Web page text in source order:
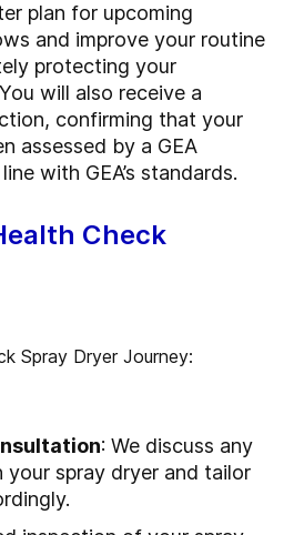
plan for upcoming
and improve your routine
protecting your
will also receive a
confirming that your
assessed by a GEA
with GEA’s standards.
Check
: We discuss any
your spray dryer and tailor